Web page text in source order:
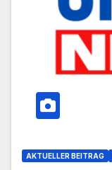
AKTUELLER BEITRAG